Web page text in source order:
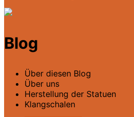
Blog
Über diesen Blog
Über uns
Herstellung der Statuen
Klangschalen